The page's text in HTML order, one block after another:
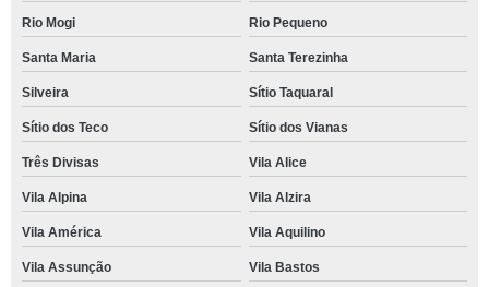
Rio Mogi Rio Pequeno
Santa Maria Santa Terezinha
Silveira Sítio Taquaral
Sítio dos Teco Sítio dos Vianas
Três Divisas Vila Alice
Vila Alpina Vila Alzira
Vila América Vila Aquilino
Vila Assunção Vila Bastos